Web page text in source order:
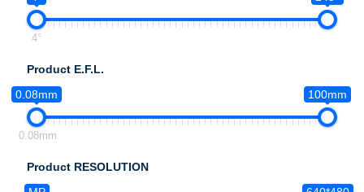
4°
Product E.F.L.
0.08mm
100mm
0.08mm
Product RESOLUTION